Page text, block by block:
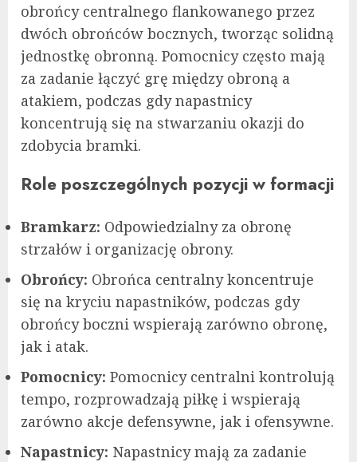
obrońcy centralnego flankowanego przez
dwóch obrońców bocznych, tworząc solidną
jednostkę obronną. Pomocnicy często mają
za zadanie łączyć grę między obroną a
atakiem, podczas gdy napastnicy
koncentrują się na stwarzaniu okazji do
zdobycia bramki.
Role poszczególnych pozycji w formacji
Bramkarz: Odpowiedzialny za obronę
strzałów i organizację obrony.
Obrońcy: Obrońca centralny koncentruje
się na kryciu napastników, podczas gdy
obrońcy boczni wspierają zarówno obronę,
jak i atak.
Pomocnicy: Pomocnicy centralni kontrolują
tempo, rozprowadzają piłkę i wspierają
zarówno akcje defensywne, jak i ofensywne.
Napastnicy: Napastnicy mają za zadanie